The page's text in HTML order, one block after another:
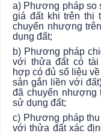
a) Phương pháp so
giá đất khi trên thị
chuyển nhượng
dụng đất;
b) Phương pháp
với thửa đất có
hợp có đủ số liệu
sản gắn liền với
đã chuyển nhượng
sử dụng đất;
c) Phương pháp
với thửa đất xác